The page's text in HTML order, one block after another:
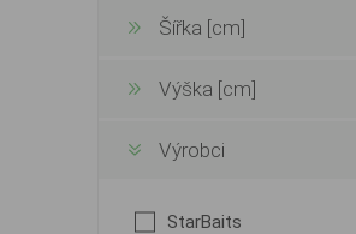
Šířka [cm]
Výška [cm]
Výrobci
StarBaits